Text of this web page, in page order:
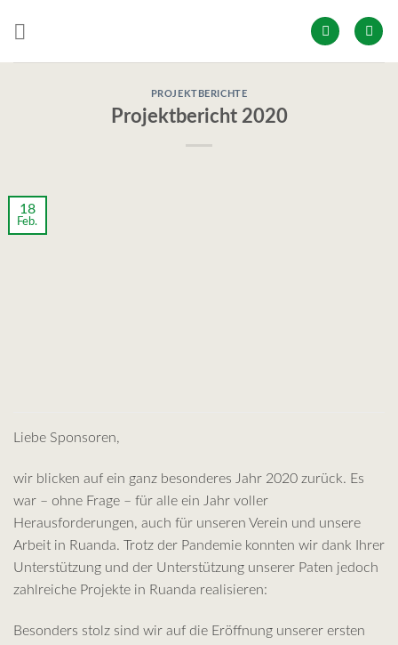
PROJEKTBERICHTE
Projektbericht 2020
18
Feb.
Liebe Sponsoren,
wir blicken auf ein ganz besonderes Jahr 2020 zurück. Es
war – ohne Frage – für alle ein Jahr voller
Herausforderungen, auch für unseren Verein und unsere
Arbeit in Ruanda. Trotz der Pandemie konnten wir dank Ihrer
Unterstützung und der Unterstützung unserer Paten jedoch
zahlreiche Projekte in Ruanda realisieren:
Besonders stolz sind wir auf die Eröffnung unserer ersten